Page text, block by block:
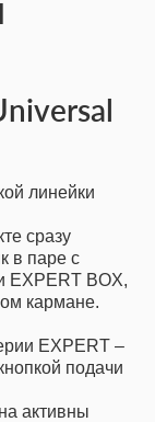
линейки
сразу
в паре с
EXPERT BOX,
кармане.
EXPERT –
подачи
активны